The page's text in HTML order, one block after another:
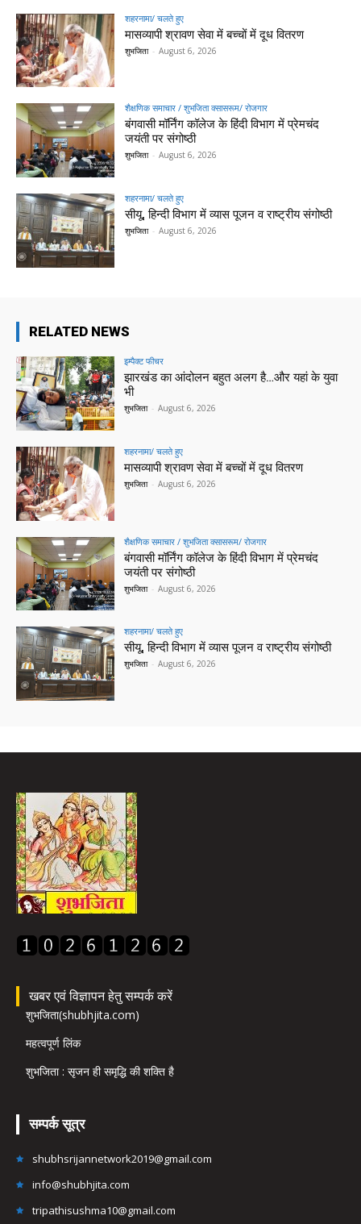
शहरनामा/ चलते हुए
मासव्यापी श्रावण सेवा में बच्चों में दूध वितरण
शुभजिता - August 6, 2026
शैक्षणिक समाचार / शुभजिता क्सासरूम/ रोजगार
बंगवासी मॉर्निंग कॉलेज के हिंदी विभाग में प्रेमचंद
जयंती पर संगोष्ठी
शुभजिता - August 6, 2026
शहरनामा/ चलते हुए
सीयू, हिन्दी विभाग में व्यास पूजन व राष्ट्रीय संगोष्ठी
शुभजिता - August 6, 2026
RELATED NEWS
इम्पैक्ट फीचर
झारखंड का आंदोलन बहुत अलग है…और यहां के युवा
भी
शुभजिता - August 6, 2026
शहरनामा/ चलते हुए
मासव्यापी श्रावण सेवा में बच्चों में दूध वितरण
शुभजिता - August 6, 2026
शैक्षणिक समाचार / शुभजिता क्सासरूम/ रोजगार
बंगवासी मॉर्निंग कॉलेज के हिंदी विभाग में प्रेमचंद
जयंती पर संगोष्ठी
शुभजिता - August 6, 2026
शहरनामा/ चलते हुए
सीयू, हिन्दी विभाग में व्यास पूजन व राष्ट्रीय संगोष्ठी
शुभजिता - August 6, 2026
खबर एवं विज्ञापन हेतु सम्पर्क करें
शुभजिता(shubhjita.com)
महत्वपूर्ण लिंक
शुभजिता : सृजन ही समृद्धि की शक्ति है
सम्पर्क सूत्र
shubhsrijannetwork2019@gmail.com
info@shubhjita.com
tripathisushma10@gmail.com